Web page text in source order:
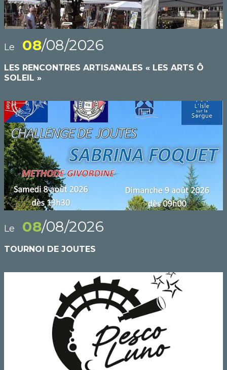
Le 08/08/2026
LES RENCONTRES ARTISANALES « LES ARTS Ô
SOLEIL »
Le 08/08/2026
TOURNOI DE JOUTES